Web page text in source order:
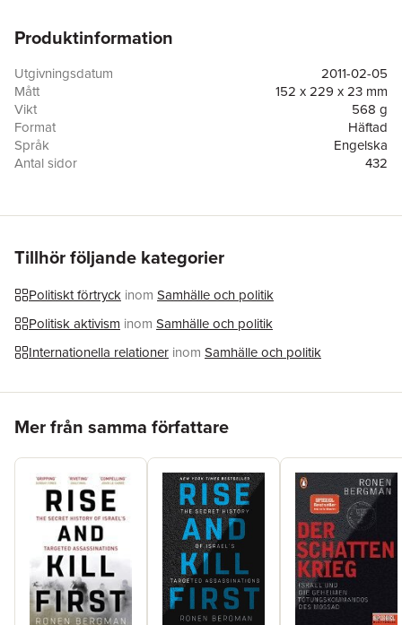
Produktinformation
Utgivningsdatum
2011-02-05
Mått
152 x 229 x 23 mm
Vikt
568 g
Format
Häftad
Språk
Engelska
Antal sidor
432
Tillhör följande kategorier
Politiskt förtryck inom Samhälle och politik
Politisk aktivism inom Samhälle och politik
Internationella relationer inom Samhälle och politik
Mer från samma författare